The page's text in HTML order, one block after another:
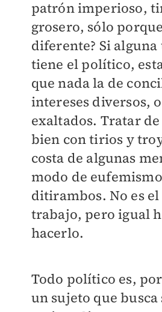
patrón imperioso,
grosero, sólo
diferente? Si
tiene el político,
que nada la de
intereses diversos,
exaltados. Tratar
bien con tirios y
costa de algunas
modo de
ditirambos. No es
trabajo, pero igual
hacerlo.
Todo político es,
un sujeto que busca